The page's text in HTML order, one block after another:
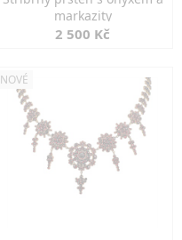
markazity
2 500 Kč
NOVÉ